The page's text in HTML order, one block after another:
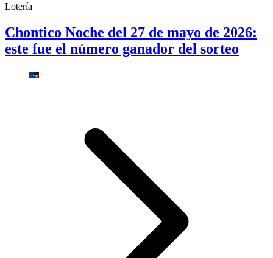
Lotería
Chontico Noche del 27 de mayo de 2026:
este fue el número ganador del sorteo